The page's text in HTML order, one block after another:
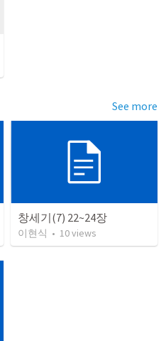
See more
창세기(7) 22~24장
이현식 • 10views